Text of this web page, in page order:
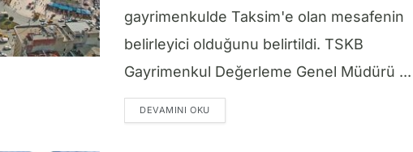
gayrimenkulde Taksim'e olan mesafenin
belirleyici olduğunu belirtildi. TSKB
Gayrimenkul Değerleme Genel Müdürü ...
DEVAMINI OKUDETAILS